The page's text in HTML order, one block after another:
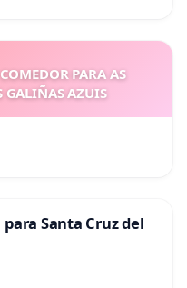
PARA AS
GALIÑAS AZUIS
Santa Cruz del